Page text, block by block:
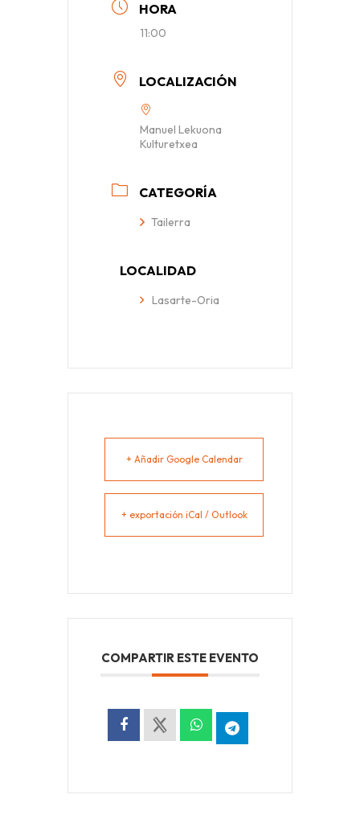
HORA
11:00
LOCALIZACIÓN
Manuel Lekuona
Kulturetxea
CATEGORÍA
Tailerra
LOCALIDAD
Lasarte-Oria
+ Añadir Google Calendar
+ exportación iCal / Outlook
COMPARTIR ESTE EVENTO